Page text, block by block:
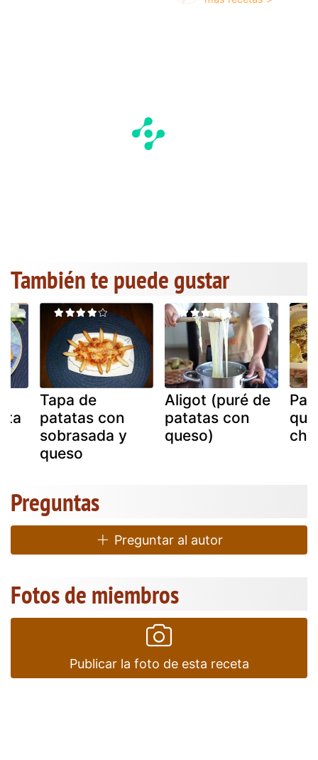
También te puede gustar
Tapa de
patatas con
sobrasada y
queso
Aligot (puré de
patatas con
queso)
Preguntas
Preguntar al autor
Fotos de miembros
Publicar la foto de esta receta